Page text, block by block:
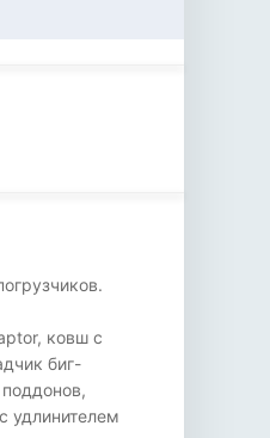
ковш с
биг-
удлинителем